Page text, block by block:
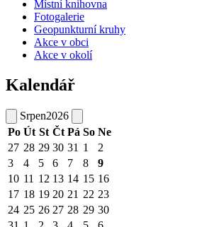
Místní knihovna
Fotogalerie
Geopunkturní kruhy
Akce v obci
Akce v okolí
Kalendář
Srpen2026
Po Út St Čt Pá So Ne
27 28 29 30 31 1
2
3
4 5 6 7 8
9
10 11 12 13 14 15 16
17 18 19 20 21 22 23
24 25 26 27 28 29 30